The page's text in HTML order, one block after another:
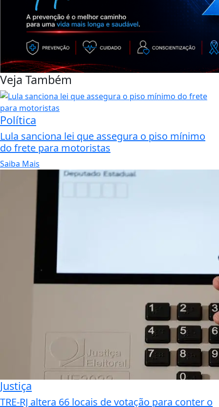
Veja Também
Política
Lula sanciona lei que assegura o piso mínimo
do frete para motoristas
Saiba Mais
Justiça
TRE-RJ altera 66 locais de votação para conter o